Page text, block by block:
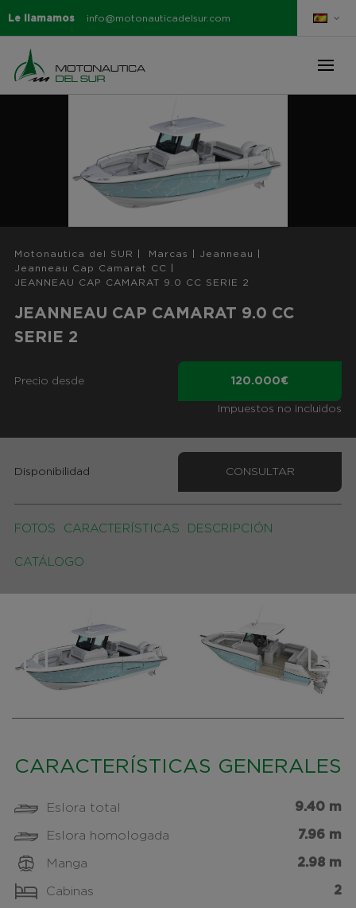
Le llamamos info@motonauticadelsur.com
Motonautica del SUR Marcas Jeanneau
Jeanneau Cap Camarat CC
JEANNEAU CAP CAMARAT 9.0 CC SERIE 2
JEANNEAU CAP CAMARAT 9.0 CC
SERIE 2
Precio desde 120.000€
Impuestos no incluidos
FOTOS CARACTERÍSTICAS DESCRIPCIÓN
CATÁLOGO
Disponibilidad CONSULTAR
CARACTERÍSTICAS GENERALES
Eslora total 9.40 m
Eslora homologada 7.96 m
Manga 2.98 m
Cabinas 2